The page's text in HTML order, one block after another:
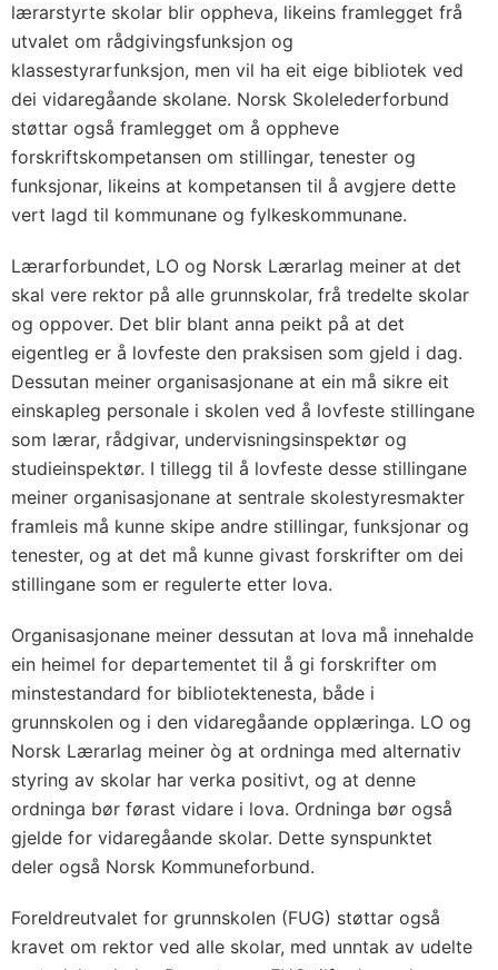
lærarstyrte skolar blir oppheva, likeins framlegget frå
utvalet om rådgivingsfunksjon og
klassestyrarfunksjon, men vil ha eit eige bibliotek ved
dei vidaregåande skolane. Norsk Skolelederforbund
støttar også framlegget om å oppheve
forskriftskompetansen om stillingar, tenester og
funksjonar, likeins at kompetansen til å avgjere dette
vert lagd til kommunane og fylkeskommunane.
Lærarforbundet, LO og Norsk Lærarlag meiner at det
skal vere rektor på alle grunnskolar, frå tredelte skolar
og oppover. Det blir blant anna peikt på at det
eigentleg er å lovfeste den praksisen som gjeld i dag.
Dessutan meiner organisasjonane at ein må sikre eit
einskapleg personale i skolen ved å lovfeste stillingane
som lærar, rådgivar, undervisningsinspektør og
studieinspektør. I tillegg til å lovfeste desse stillingane
meiner organisasjonane at sentrale skolestyresmakter
framleis må kunne skipe andre stillingar, funksjonar og
tenester, og at det må kunne givast forskrifter om dei
stillingane som er regulerte etter lova.
Organisasjonane meiner dessutan at lova må innehalde
ein heimel for departementet til å gi forskrifter om
minstestandard for bibliotektenesta, både i
grunnskolen og i den vidaregåande opplæringa. LO og
Norsk Lærarlag meiner òg at ordninga med alternativ
styring av skolar har verka positivt, og at denne
ordninga bør førast vidare i lova. Ordninga bør også
gjelde for vidaregåande skolar. Dette synspunktet
deler også Norsk Kommuneforbund.
Foreldreutvalet for grunnskolen (FUG) støttar også
kravet om rektor ved alle skolar, med unntak av udelte